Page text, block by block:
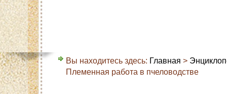
Вы находитесь здесь: Главная >
Племенная работа в пчеловодстве